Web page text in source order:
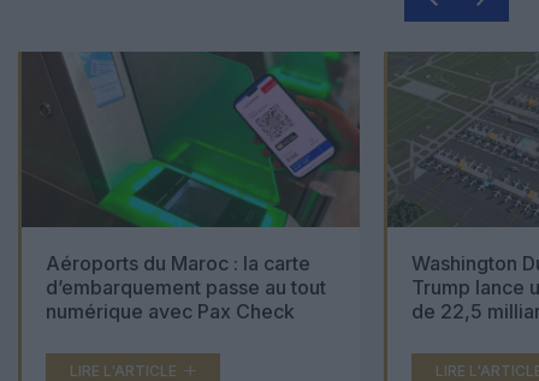
Aéroports du Maroc : la carte
d’embarquement passe au tout
numérique avec Pax Check
LIRE L'ARTICLE
Washington
Trump lance
de 22,5
LIRE